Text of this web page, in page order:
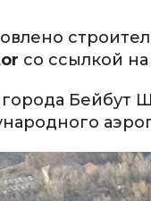
со ссылкой
Бейбут